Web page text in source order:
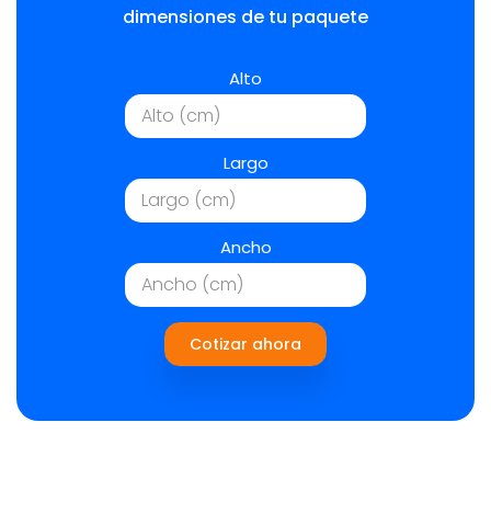
dimensiones de tu paquete
Alto
Largo
Ancho
Cotizar ahora